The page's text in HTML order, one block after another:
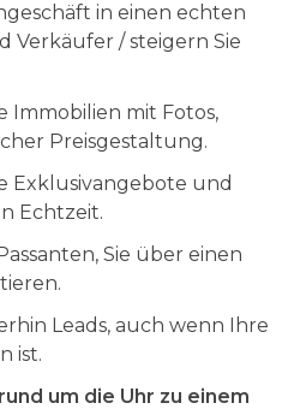
in einen echten
Verkäufer / steigern Sie
Immobilien mit Fotos,
Preisgestaltung.
Exklusivangebote und
Echtzeit.
Sie über einen
Leads, auch wenn Ihre
ist.
um die Uhr zu einem